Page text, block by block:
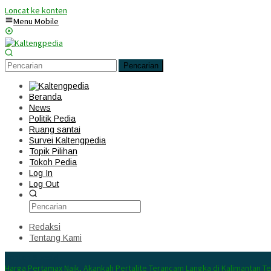
Loncat ke konten
Menu Mobile
Pencarian
Beranda
News
Politik Pedia
Ruang santai
Survei Kaltengpedia
Topik Pilihan
Tokoh Pedia
Log In
Log Out
Redaksi
Tentang Kami
Harga Pertamax Naik, Akankah Pertalite Terancam Langka di Kalimantan